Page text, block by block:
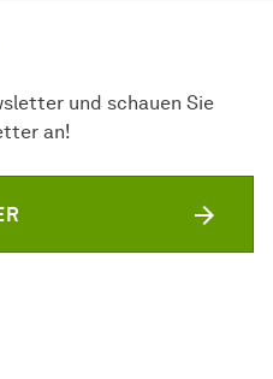
und schauen Sie
an!